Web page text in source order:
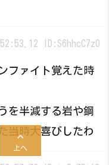
ID:S6hhcC7z0
ファイト覚えた時
を半減する岩や鋼
当時大喜びしたわ

上へ